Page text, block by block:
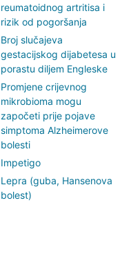
reumatoidnog artritisa i
rizik od pogoršanja
Broj slučajeva
gestacijskog dijabetesa u
porastu diljem Engleske
Promjene crijevnog
mikrobioma mogu
započeti prije pojave
simptoma Alzheimerove
bolesti
Impetigo
Lepra (guba, Hansenova
bolest)